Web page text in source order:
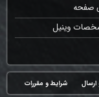
صفحه
وینیل
شرایط و مقررات